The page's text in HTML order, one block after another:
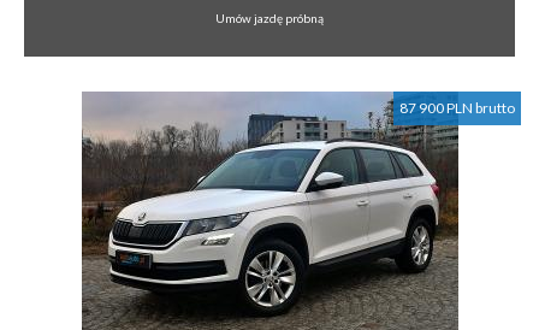
Umów jazdę próbną
87 900 PLN brutto